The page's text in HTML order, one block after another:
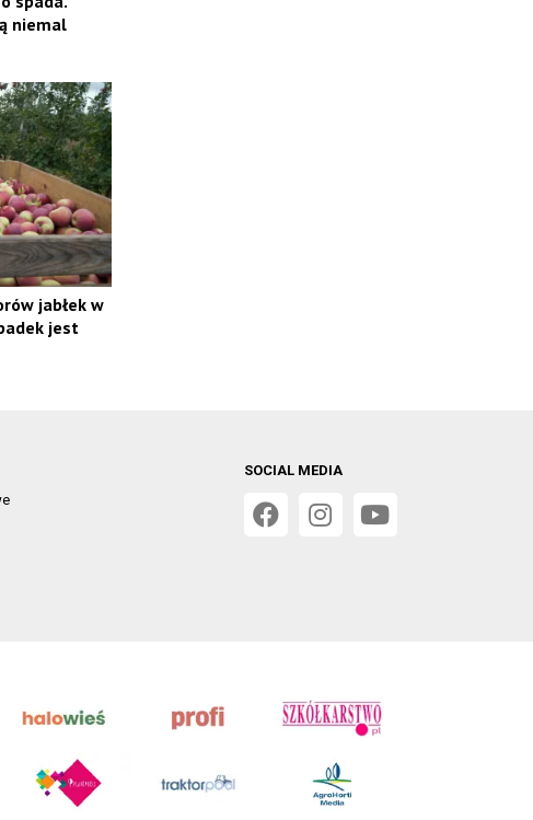
niemal
jabłek w
jest
SOCIAL MEDIA